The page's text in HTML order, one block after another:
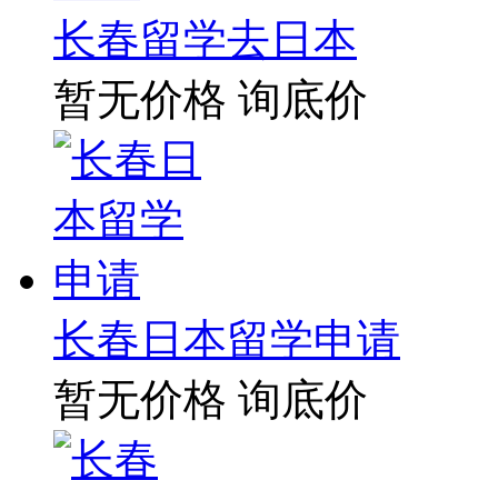
长春留学去日本
暂无价格 询底价
长春日本留学申请
暂无价格 询底价